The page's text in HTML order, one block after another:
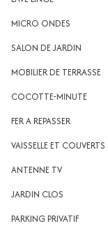
MICRO ONDES
SALON DE JARDIN
MOBILIER DE TERRASSE
COCOTTE-MINUTE
FER A REPASSER
VAISSELLE ET COUVERTS
ANTENNE TV
JARDIN CLOS
PARKING PRIVATIF